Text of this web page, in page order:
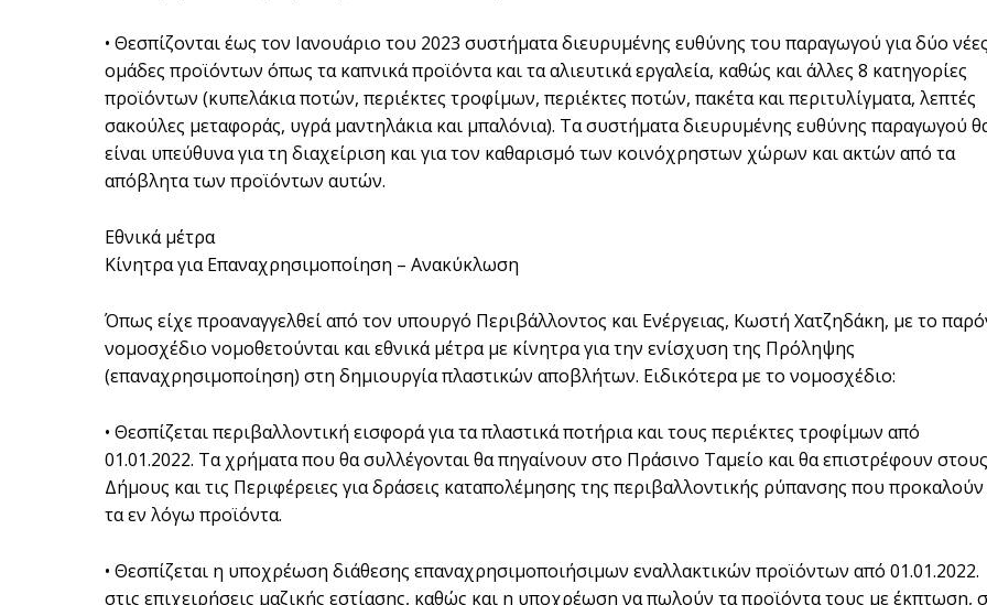
• Θεσπίζονται έως τον Ιανουάριο του 2023 συστήματα διευρυμένης ευθύνης του παραγωγού για δύο
ομάδες προϊόντων όπως τα καπνικά προϊόντα και τα αλιευτικά εργαλεία, καθώς και άλλες 8 κατηγορίες
προϊόντων (κυπελάκια ποτών, περιέκτες τροφίμων, περιέκτες ποτών, πακέτα και περιτυλίγματα, λεπτές
σακούλες μεταφοράς, υγρά μαντηλάκια και μπαλόνια). Τα συστήματα διευρυμένης ευθύνης παραγωγού
είναι υπεύθυνα για τη διαχείριση και για τον καθαρισμό των κοινόχρηστων χώρων και ακτών από τα
απόβλητα των προϊόντων αυτών.
Εθνικά μέτρα
Κίνητρα για Επαναχρησιμοποίηση – Ανακύκλωση
Όπως είχε προαναγγελθεί από τον υπουργό Περιβάλλοντος και Ενέργειας, Κωστή Χατζηδάκη, με το
νομοσχέδιο νομοθετούνται και εθνικά μέτρα με κίνητρα για την ενίσχυση της Πρόληψης
(επαναχρησιμοποίηση) στη δημιουργία πλαστικών αποβλήτων. Ειδικότερα με το νομοσχέδιο:
• Θεσπίζεται περιβαλλοντική εισφορά για τα πλαστικά ποτήρια και τους περιέκτες τροφίμων από
01.01.2022. Τα χρήματα που θα συλλέγονται θα πηγαίνουν στο Πράσινο Ταμείο και θα επιστρέφουν στους
Δήμους και τις Περιφέρειες για δράσεις καταπολέμησης της περιβαλλοντικής ρύπανσης που προκαλούν
τα εν λόγω προϊόντα.
• Θεσπίζεται η υποχρέωση διάθεσης επαναχρησιμοποιήσιμων εναλλακτικών προϊόντων από 01.01.2022.
στις επιχειρήσεις μαζικής εστίασης, καθώς και η υποχρέωση να πωλούν τα προϊόντα τους με έκπτωση,